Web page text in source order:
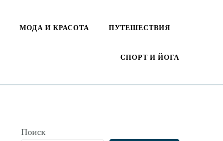
МОДА И КРАСОТА ПУТЕШЕСТВИЯ
СПОРТ И ЙОГА
Поиск